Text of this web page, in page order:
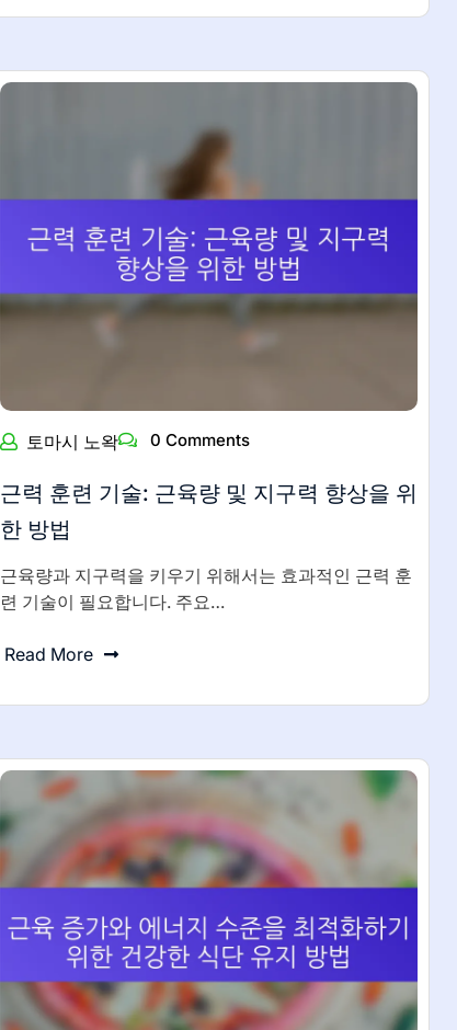
토마시 노왁 0 Comments
근력 훈련 기술: 근육량 및 지구력 향상을 위
한 방법
근육량과 지구력을 키우기 위해서는 효과적인 근력 훈
련 기술이 필요합니다. 주요…
Read More